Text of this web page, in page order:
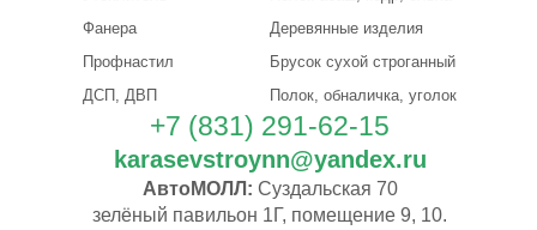
Фанера
Профнастил
ДСП, ДВП
Деревянные изделия
Брусок сухой строганный
Полок, обналичка, уголок
+7 (831) 291-62-15
karasevstroynn@yandex.ru
АвтоМОЛЛ: Суздальская 70
зелёный павильон 1Г, помещение 9, 10.